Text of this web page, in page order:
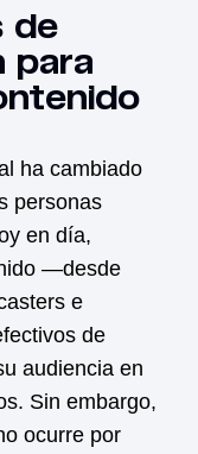
de
para
ha cambiado
personas
en día,
—desde
e
de
audiencia en
Sin embargo,
ocurre por